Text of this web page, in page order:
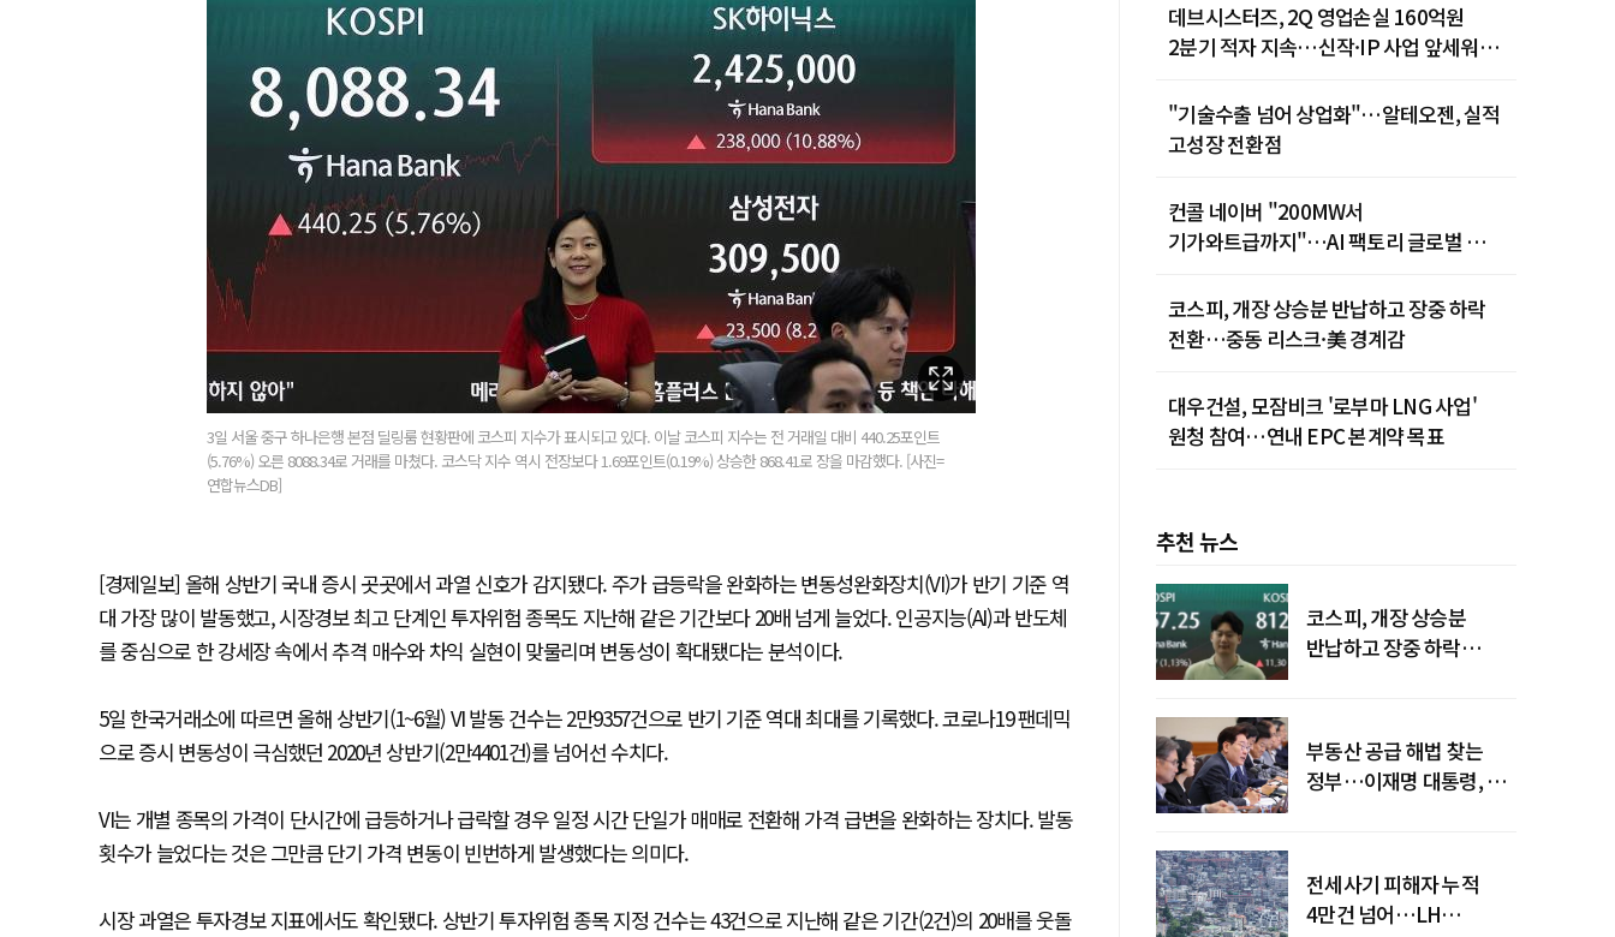
3일 서울 중구 하나은행 본점 딜링룸 현황판에 코스피 지수가 표시되고 있다. 이날 코스피 지수는 전 거래일 대비 440.25포인트
(5.76%) 오른 8088.34로 거래를 마쳤다. 코스닥 지수 역시 전장보다 1.69포인트(0.19%) 상승한 868.41로 장을 마감했다. [사진=
연합뉴스DB]
[경제일보] 올해 상반기 국내 증시 곳곳에서 과열 신호가 감지됐다. 주가 급등락을 완화하는 변동성완화장치(VI)가 반기 기준 역
대 가장 많이 발동했고, 시장경보 최고 단계인 투자위험 종목도 지난해 같은 기간보다 20배 넘게 늘었다. 인공지능(AI)과 반도체
를 중심으로 한 강세장 속에서 추격 매수와 차익 실현이 맞물리며 변동성이 확대됐다는 분석이다.
5일 한국거래소에 따르면 올해 상반기(1~6월) VI 발동 건수는 2만9357건으로 반기 기준 역대 최대를 기록했다. 코로나19 팬데믹
으로 증시 변동성이 극심했던 2020년 상반기(2만4401건)를 넘어선 수치다.
VI는 개별 종목의 가격이 단시간에 급등하거나 급락할 경우 일정 시간 단일가 매매로 전환해 가격 급변을 완화하는 장치다. 발동
횟수가 늘었다는 것은 그만큼 단기 가격 변동이 빈번하게 발생했다는 의미다.
시장 과열은 투자경보 지표에서도 확인됐다. 상반기 투자위험 종목 지정 건수는 43건으로 지난해 같은 기간(2건)의 20배를 웃돌
데브시스터즈, 2Q 영업손실 160억원
2분기 적자 지속…신작·IP 사업 앞세워
"기술수출 넘어 상업화"…알테오젠, 실적
고성장 전환점
컨콜 네이버 "200MW서
기가와트급까지"…AI 팩토리 글로벌 확장
코스피, 개장 상승분 반납하고 장중 하락
전환…중동 리스크·美 경계감
대우건설, 모잠비크 '로부마 LNG 사업'
원청 참여…연내 EPC 본계약 목표
추천 뉴스
코스피, 개장 상승분
반납하고 장중 하락
부동산 공급 해법 찾는
정부…이재명 대통령, 2차
전세사기 피해자 누적
4만건 넘어…LH